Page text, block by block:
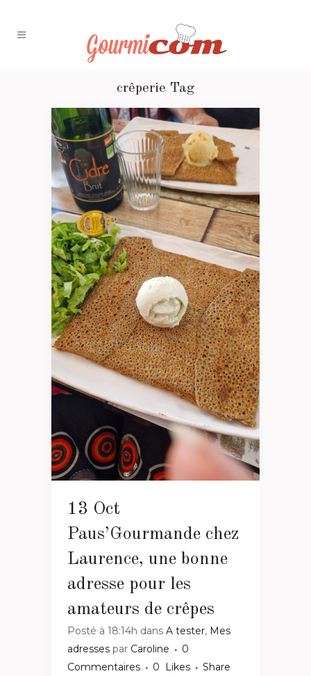
crêperie Tag
13 Oct
Paus’Gourmande chez
Laurence, une bonne
adresse pour les
amateurs de crêpes
Posté à 18:14h dans A tester, Mes
adresses par Caroline
0
Commentaires
0 Likes Share